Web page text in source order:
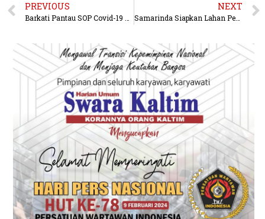
PREVIOUS
Barkati Pantau SOP Covid-19 di Puskesmas, Semprot Disinfektan di Terminal Bus Lempake
NEXT
Samarinda Siapkan Lahan Pemakaman Jenazah Pasien Covid-19 di Tanah Merah